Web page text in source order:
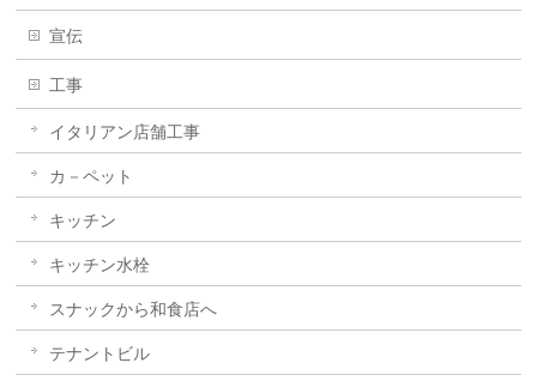
宣伝
工事
イタリアン店舗工事
カ－ペット
キッチン
キッチン水栓
スナックから和食店へ
テナントビル